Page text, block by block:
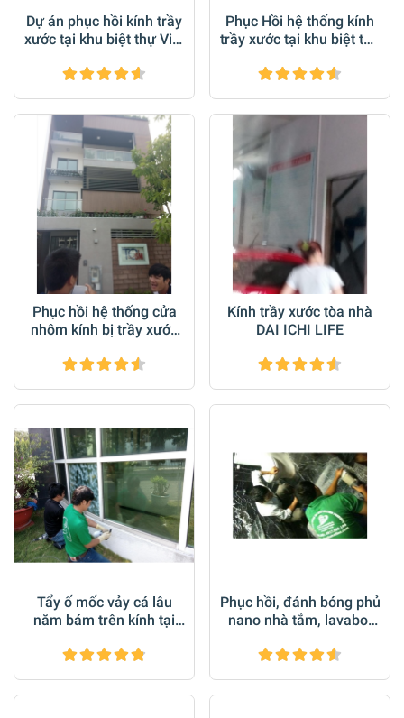
Dự án phục hồi kính trầy
xước tại khu biệt thự Vip.
Phục Hồi hệ thống kính
trầy xước tại khu biệt thự
Phục hồi hệ thống cửa
nhôm kính bị trầy xước
Tp.HCM
Kính trầy xước tòa nhà
DAI ICHI LIFE
Tẩy ố mốc vảy cá lâu
năm bám trên kính tại
sản phẩm HG 01
Phục hồi, đánh bóng phủ
nano nhà tắm, lavabo,
Biệt Thự Q3